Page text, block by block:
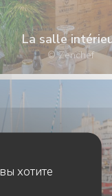
хотите
La salle
© Zenchef